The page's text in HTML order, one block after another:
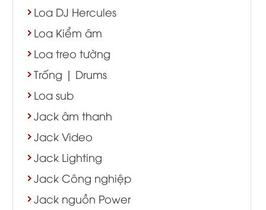
Loa DJ Hercules
Loa Kiểm âm
Loa treo tường
Trống | Drums
Loa sub
Jack âm thanh
Jack Video
Jack Lighting
Jack Công nghiệp
Jack nguồn Power